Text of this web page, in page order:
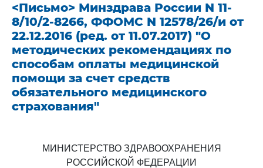
<Письмо> Минздрава России N 11-
8/10/2-8266, ФФОМС N 12578/26/и от
22.12.2016 (ред. от 11.07.2017) "О
методических рекомендациях по
способам оплаты медицинской
помощи за счет средств
обязательного медицинского
страхования"
МИНИСТЕРСТВО ЗДРАВООХРАНЕНИЯ
РОССИЙСКОЙ ФЕДЕРАЦИИ